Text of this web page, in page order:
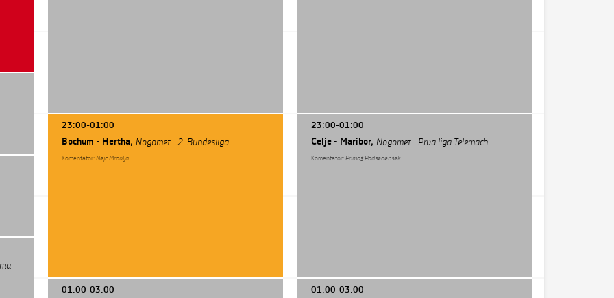
23:00-01:00
Celje - Maribor, Nogomet - Prva liga Telemach
Komentator:Primož Podsedenšek
01:00-03:00
23:00-01:00
Bochum - Hertha, Nogomet - 2. Bundesliga
Komentator:Nejc Mravlja
01:00-03:00